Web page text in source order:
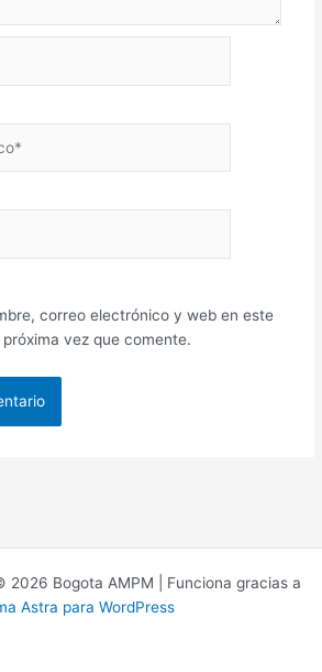
correo electrónico y web en este
vez que comente.
2026 Bogota AMPM | Funciona gracias a
Astra para WordPress